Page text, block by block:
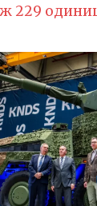
229